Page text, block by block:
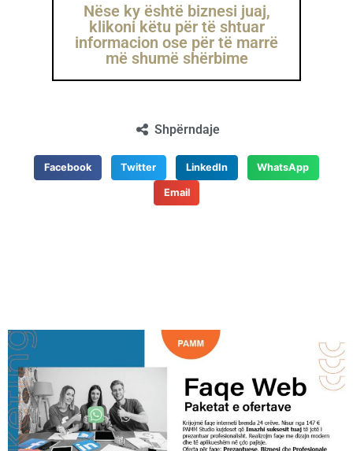
Nëse ky është biznesi juaj,
klikoni këtu për të shtuar
informacion ose për të marrë
më shumë shërbime
Shpërndaje
Facebook Twitter LinkedIn WhatsApp
Email